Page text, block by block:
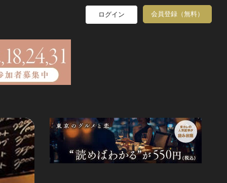
ログイン 会員登録（無料）